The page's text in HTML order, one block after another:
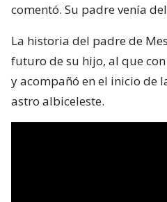
comentó. Su padre venía
La historia del padre de
futuro de su hijo, al que
y acompañó en el inicio de
astro albiceleste.